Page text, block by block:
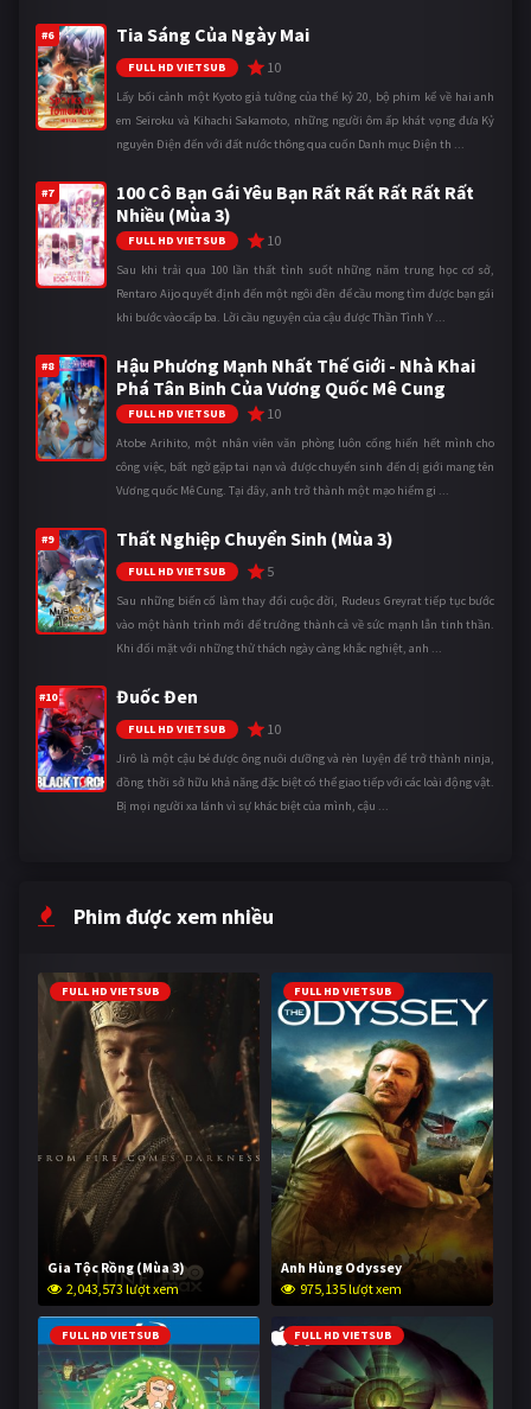
#6 Tia Sáng Của Ngày Mai
FULL HD VIETSUB 10
Lấy bối cảnh một Kyoto giả tưởng của thế kỷ 20, bộ phim kể về hai anh
em Seiroku và Kihachi Sakamoto, những người ôm ấp khát vọng đưa Kỷ
nguyên Điện đến với đất nước thông qua cuốn Danh mục Điện th ...
#7
100 Cô Bạn Gái Yêu Bạn Rất Rất Rất Rất Rất
Nhiều (Mùa 3)
FULL HD VIETSUB 10
Sau khi trải qua 100 lần thất tình suốt những năm trung học cơ sở,
Rentaro Aijo quyết định đến một ngôi đền để cầu mong tìm được bạn gái
khi bước vào cấp ba. Lời cầu nguyện của cậu được Thần Tình Y ...
#8
Hậu Phương Mạnh Nhất Thế Giới - Nhà Khai
Phá Tân Binh Của Vương Quốc Mê Cung
FULL HD VIETSUB 10
Atobe Arihito, một nhân viên văn phòng luôn cống hiến hết mình cho
công việc, bất ngờ gặp tai nạn và được chuyển sinh đến dị giới mang tên
Vương quốc Mê Cung. Tại đây, anh trở thành một mạo hiểm gi ...
#9 Thất Nghiệp Chuyển Sinh (Mùa 3)
FULL HD VIETSUB 5
Sau những biến cố làm thay đổi cuộc đời, Rudeus Greyrat tiếp tục bước
vào một hành trình mới để trưởng thành cả về sức mạnh lẫn tinh thần.
Khi đối mặt với những thử thách ngày càng khắc nghiệt, anh ...
#10 Đuốc Đen
FULL HD VIETSUB 10
Jirô là một cậu bé được ông nuôi dưỡng và rèn luyện để trở thành ninja,
đồng thời sở hữu khả năng đặc biệt có thể giao tiếp với các loài động vật.
Bị mọi người xa lánh vì sự khác biệt của mình, cậu ...
Phim được xem nhiều
FULL HD VIETSUB
Gia Tộc Rồng (Mùa 3)
2,043,573 lượt xem
FULL HD VIETSUB
Anh Hùng Odyssey
975,135 lượt xem
FULL HD VIETSUB FULL HD VIETSUB